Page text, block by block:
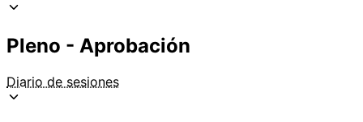
Pleno - Aprobación
Diario de sesiones